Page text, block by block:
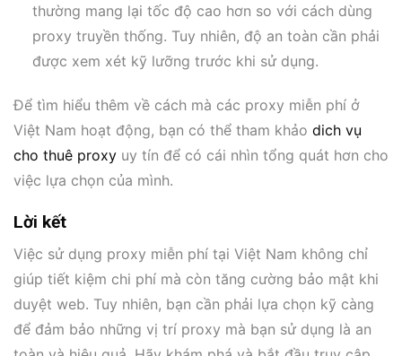
thường mang lại tốc độ cao hơn so với cách dùng
proxy truyền thống. Tuy nhiên, độ an toàn cần phải
được xem xét kỹ lưỡng trước khi sử dụng.
Để tìm hiểu thêm về cách mà các proxy miễn phí ở
Việt Nam hoạt động, bạn có thể tham khảo dich vụ
cho thuê proxy uy tín để có cái nhìn tổng quát hơn cho
việc lựa chọn của mình.
Lời kết
Việc sử dụng proxy miễn phí tại Việt Nam không chỉ
giúp tiết kiệm chi phí mà còn tăng cường bảo mật khi
duyệt web. Tuy nhiên, bạn cần phải lựa chọn kỹ càng
để đảm bảo những vị trí proxy mà bạn sử dụng là an